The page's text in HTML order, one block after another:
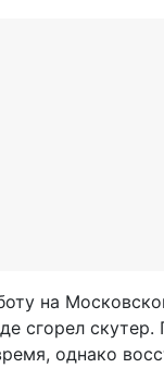
на
сгорел
однако